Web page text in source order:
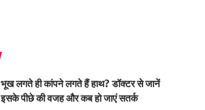
भूख लगते ही कांपने लगते हैं हाथ? डॉक्टर से जानें
इसके पीछे की वजह और कब हो जाएं सतर्क